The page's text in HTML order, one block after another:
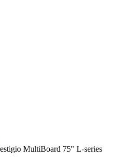
MultiBoard 75" L-series